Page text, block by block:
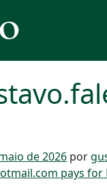
de 2026 por
de post
pays